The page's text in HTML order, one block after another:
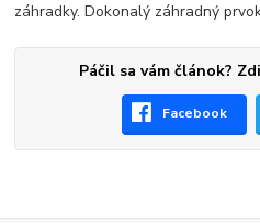
záhradky. Dokonalý záhradný
Páčil sa vám článok?
Facebook